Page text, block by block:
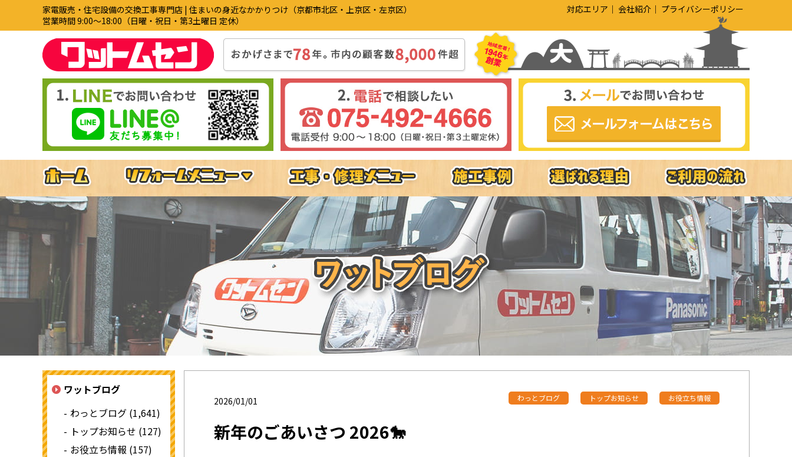
家電販売・住宅設備の交換工事専門店 | 住まいの身近なかかりつけ（京都市北区・上京区・左京区）
営業時間 9:00〜18:00（日曜・祝日・第3土曜日 定休）
対応エリア 会社紹介 プライバシーポリシー
2026/01/01 わっとブログ トップお知らせ お役立ち情報
新年のごあいさつ 2026🐎
ワットブログ
わっとブログ (1,641)
トップお知らせ (127)
お役立ち情報 (157)